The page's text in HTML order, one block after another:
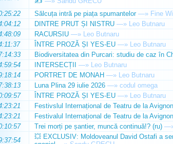
Sălcuța intră pe piața spumantelor —» Fine
DINTRE PRUT ȘI NISTRU —» Leo Butnaru
RACURSIU —» Leo Butnaru
ÎNTRE PROZĂ ȘI YES-EU —» Leo Butnaru
Biodiversitatea din Purcari: studiu de caz în
INTERSECȚII —» Leo Butnaru
PORTRET DE MONAH —» Leo Butnaru
Luna Plina 29 iulie 2026 —» codul omega
ÎNTRE PROZĂ ȘI YES-EU —» Leo Butnaru
Festivslul Internațional de Teatru de la Avignon
Festivalul Internațional de Teatru de la Avignon
Trei morți pe șantier, muncă continuă!? (ru)
💥 EXCLUSIV: Moldoveanul David Ostafi a